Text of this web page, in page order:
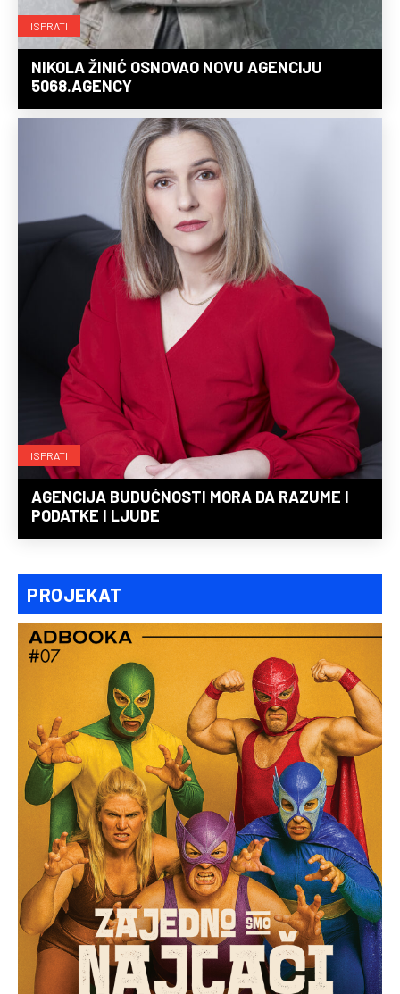
ISPRATI
NIKOLA ŽINIĆ OSNOVAO NOVU AGENCIJU
5068.AGENCY
ISPRATI
AGENCIJA BUDUĆNOSTI MORA DA RAZUME I
PODATKE I LJUDE
PROJEKAT